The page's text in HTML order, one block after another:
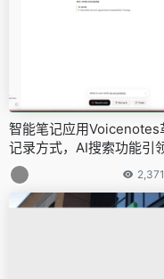
智能笔记应用Voicenotes
记录方式，AI搜索功能引
音笔记新时代
2,371